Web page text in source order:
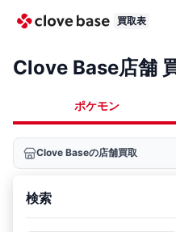
買取表
Clove Base店舗
ポケモン
Clove Baseの店舗買取
検索